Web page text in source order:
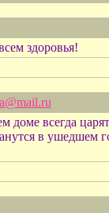
здоровья!
всегда
в ушедшем